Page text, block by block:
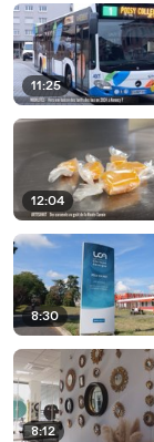
11:25
12:04
8:30
8:12